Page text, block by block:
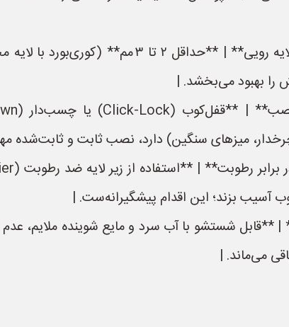
| **ضخامت لایه رویی** | **حداقل ۲
بهبود می‌بخشد. |
میزهای سنگین) دارد، نصب ثابت و ثابت‌شده
آسیب بزند؛ این اقدام پیشگیرانه‌ست. |
**قابل شستشو با آب سرد و مایع شوینده ملایم، عدم
می‌ماند. |